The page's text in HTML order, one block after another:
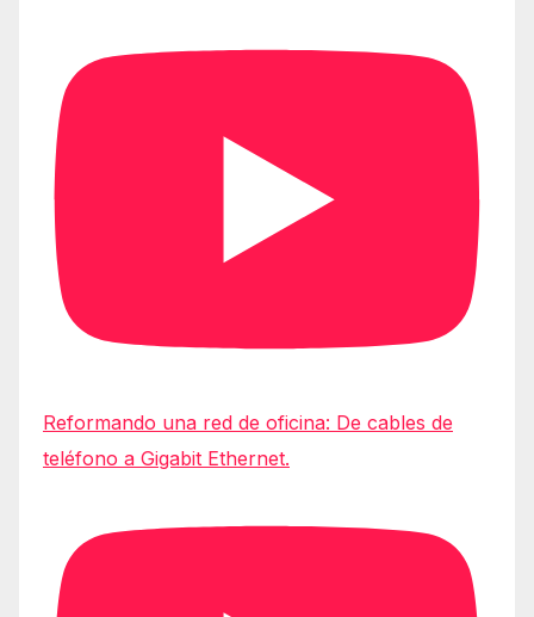
Reformando una red de oficina: De cables de
teléfono a Gigabit Ethernet.